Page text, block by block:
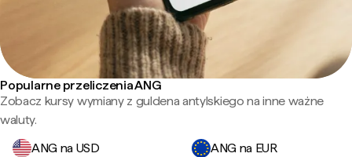
Popularne przeliczenia ANG
Zobacz kursy wymiany z guldena antylskiego na inne ważne
waluty.
ANG na USD
ANG na EUR